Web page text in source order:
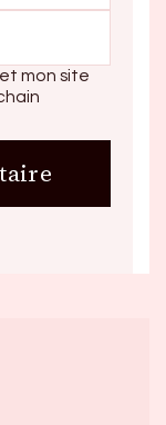
mon site